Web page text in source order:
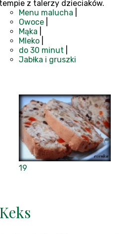
tempie z talerzy dzieciaków.
Menu malucha
Owoce
Mąka
Mleko
do 30 minut
Jabłka i gruszki
19
Keks